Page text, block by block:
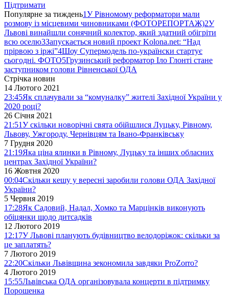
Підтримати
Популярне за тиждень1У Рівномому реформатори мали
розмову із місцевими чиновниками (ФОТОРЕПОРТАЖ)2У
Львові винайшли сонячний колектор, який здатний обігріти
всю оселю3Запускається новий проект Kolona.net: “Над
прірвою з іржі”4Шоу Супермодель по-українски стартує
сьогодні. ФОТО5Грузинський реформатор Іло Глонті стане
заступником голови Рівненської ОДА
Стрічка новин
14 Лютого 2021
23:45Як сплачували за “комуналку” жителі Західної України у
2020 році?
26 Січня 2021
21:51У скільки новорічні свята обійшлися Луцьку, Рівному,
Львову, Ужгороду, Чернівцям та Івано-Франківську
7 Грудня 2020
21:19Яка ціна ялинки в Рівному, Луцьку та інших обласних
центрах Західної України?
16 Жовтня 2020
00:04Скільки кешу у вересні заробили голови ОДА Західної
України?
5 Червня 2019
17:28Як Садовий, Надал, Хомко та Марцінків виконують
обіцянки щодо дитсадків
12 Лютого 2019
12:17У Львові планують будівництво велодоріжок: скільки за
це заплатять?
7 Лютого 2019
22:20Скільки Львівщина зекономила завдяки ProZorro?
4 Лютого 2019
15:55Львівська ОДА організовувала концерти в підтримку
Порошенка